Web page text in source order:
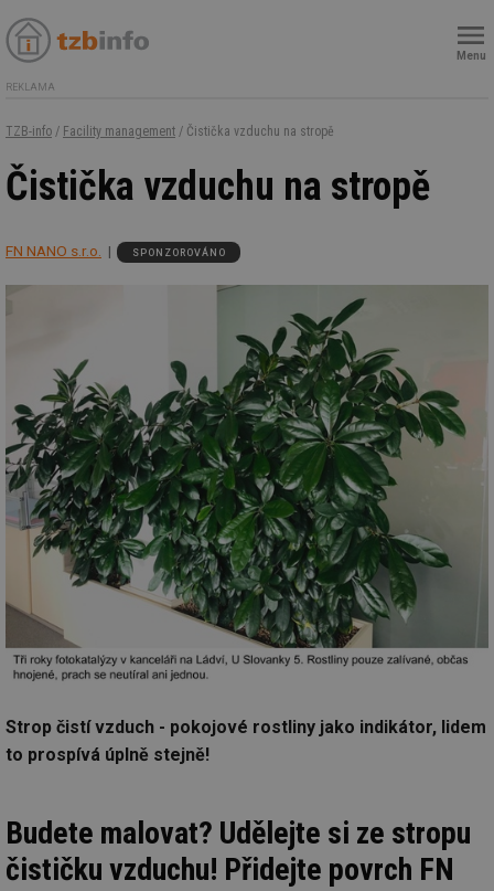
Menu
REKLAMA
TZB-info / Facility management / Čistička vzduchu na stropě
Čistička vzduchu na stropě
FN NANO s.r.o. SPONZOROVÁNO
Strop čistí vzduch - pokojové rostliny jako indikátor, lidem
to prospívá úplně stejně!
Budete malovat? Udělejte si ze stropu
čističku vzduchu! Přidejte povrch FN